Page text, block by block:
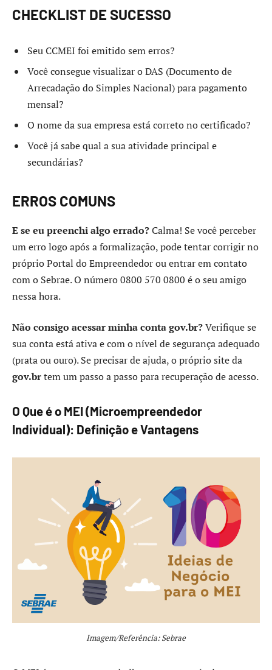
CHECKLIST DE SUCESSO
Seu CCMEI foi emitido sem erros?
Você consegue visualizar o DAS (Documento de
Arrecadação do Simples Nacional) para pagamento
mensal?
O nome da sua empresa está correto no certificado?
Você já sabe qual a sua atividade principal e
secundárias?
ERROS COMUNS
E se eu preenchi algo errado?Calma! Se você perceber
um erro logo após a formalização, pode tentar corrigir no
próprio Portal do Empreendedor ou entrar em contato
com o Sebrae. O número 0800 570 0800 é o seu amigo
nessa hora.
Não consigo acessar minha conta gov.br?Verifique se
sua conta está ativa e com o nível de segurança adequado
(prata ou ouro). Se precisar de ajuda, o próprio site da
gov.brtem um passo a passo para recuperação de acesso.
O Que é o MEI (Microempreendedor
Individual): Definição e Vantagens
Imagem/Referência: Sebrae